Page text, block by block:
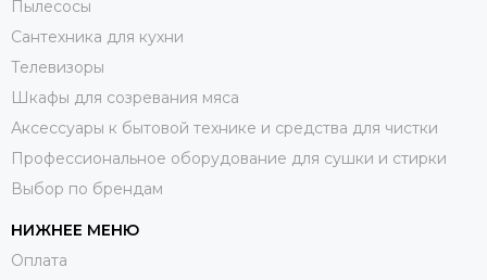
Пылесосы
Сантехника для кухни
Телевизоры
Шкафы для созревания мяса
Аксессуары к бытовой технике и средства для чистки
Профессиональное оборудование для сушки и стирки
Выбор по брендам
НИЖНЕЕ МЕНЮ
Оплата